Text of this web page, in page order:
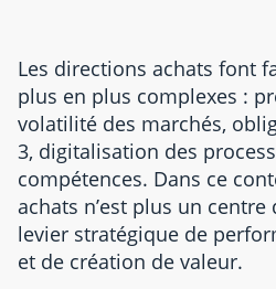
Les directions achats font
plus en plus complexes :
volatilité des marchés,
3, digitalisation des
compétences. Dans ce
achats n’est plus un centre
levier stratégique de
et de création de valeur.